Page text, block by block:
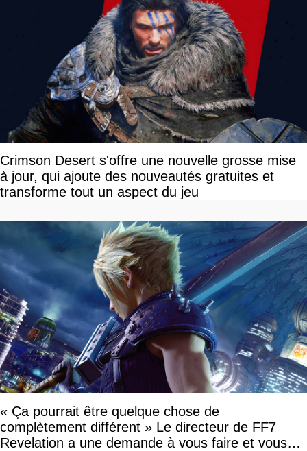
Crimson Desert s'offre une nouvelle grosse mise
à jour, qui ajoute des nouveautés gratuites et
transforme tout un aspect du jeu
« Ça pourrait être quelque chose de
complètement différent » Le directeur de FF7
Revelation a une demande à vous faire et vous